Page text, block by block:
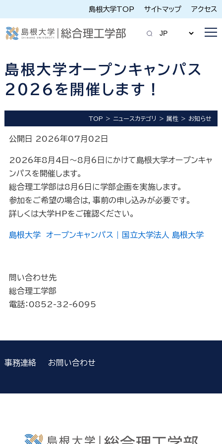
島根大学TOP サイトマップ アクセス
島根大学オープンキャンパス
2026を開催します！
TOP ニュースカテゴリ 属性 お知らせ
公開日 2026年07月02日
2026年8月4日～8月6日にかけて島根大学オープンキャ
ンパスを開催します。
総合理工学部は8月6日に学部企画を実施します。
参加をご希望の場合は，事前の申し込みが必要です。
詳しくは大学HPをご確認ください。
島根大学 オープンキャンパス | 国立大学法人 島根大学
問い合わせ先
総合理工学部
電話：0852-32-6095
事務連絡 お問い合わせ